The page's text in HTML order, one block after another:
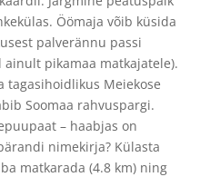
Öömaja võib küsida
palverännu passi
pikamaa matkajatele).
tagasihoidlikus Meiekose
Soomaa rahvuspargi.
– haabjas on
nimekirja? Külasta
matkarada (4.8 km) ning